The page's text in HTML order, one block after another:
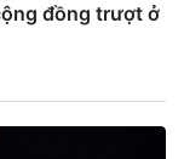
đồng trượt ở